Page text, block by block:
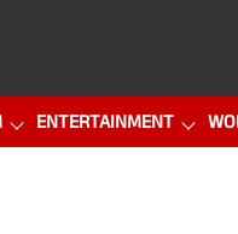
ENTERTAINMENT